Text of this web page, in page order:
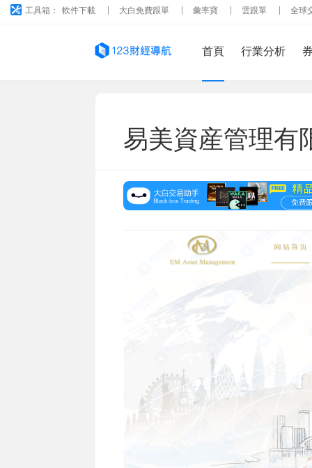
工具箱： 軟件下載 大白免費跟單 彙率寶 雲跟單 全球
首頁 行業分析
易美資産管理有